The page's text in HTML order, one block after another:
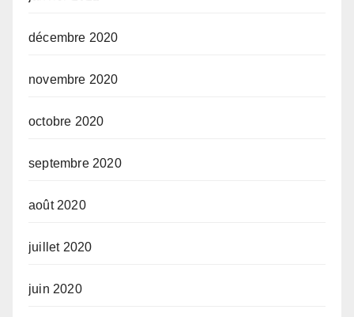
décembre 2020
novembre 2020
octobre 2020
septembre 2020
août 2020
juillet 2020
juin 2020